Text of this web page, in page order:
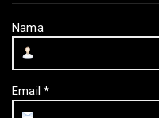
Nama
Email*